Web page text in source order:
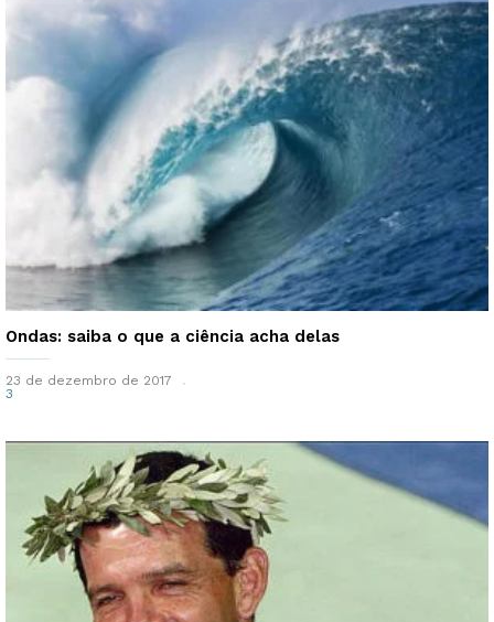
Ondas: saiba o que a ciência acha delas
23 de dezembro de 2017
3